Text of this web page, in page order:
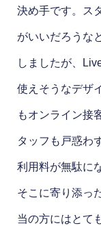
決め手です。ス
がいいだろうな
しましたが、
使えそうなデザ
もオンライン接
タッフも戸惑わ
利用料が無駄に
そこに寄り添っ
当の方にはとて